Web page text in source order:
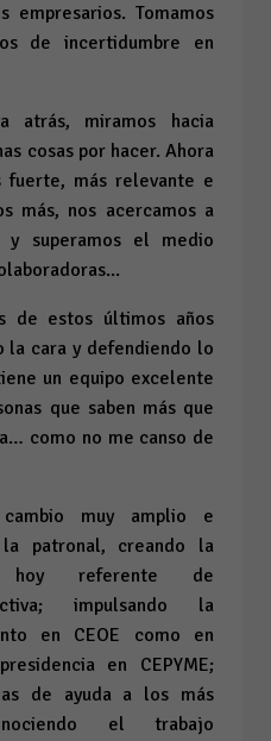
Tomamos
de incertidumbre en
miramos hacia
cosas por hacer. Ahora
fuerte, más relevante e
más, nos acercamos a
y superamos el medio
de estos últimos años
la cara y defendiendo lo
un equipo excelente
que saben más que
como no me canso de
muy amplio e
la patronal, creando la
hoy referente de
impulsando la
en CEOE como en
en CEPYME;
de ayuda a los más
el trabajo